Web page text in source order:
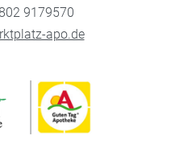
9179570
apo.de